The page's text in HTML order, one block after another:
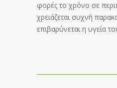
φορές το χρόνο σε
χρειάζεται συχνή
επιβαρύνεται η υγεία